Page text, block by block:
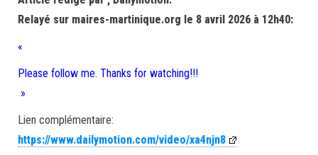
Relayé sur maires-martinique.org le 8 avril 2026 à 12h40:
«
Please follow me. Thanks for watching!!!
»
Lien complémentaire:
https://www.dailymotion.com/video/xa4njn8